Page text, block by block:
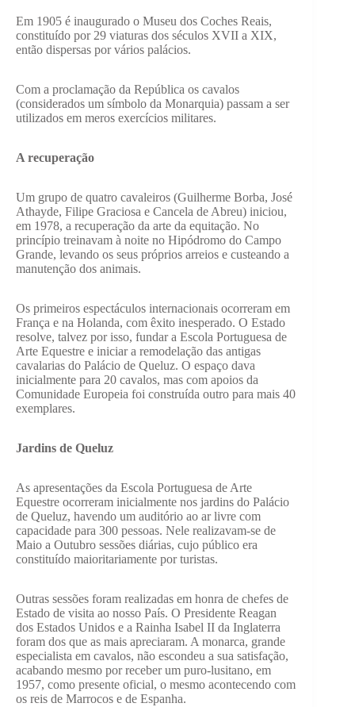
Em 1905 é inaugurado o Museu dos Coches Reais,
constituído por 29 viaturas dos séculos XVII a XIX,
então dispersas por vários palácios.
Com a proclamação da República os cavalos
(considerados um símbolo da Monarquia) passam a ser
utilizados em meros exercícios militares.
A recuperação
Um grupo de quatro cavaleiros (Guilherme Borba, José
Athayde, Filipe Graciosa e Cancela de Abreu) iniciou,
em 1978, a recuperação da arte da equitação. No
princípio treinavam à noite no Hipódromo do Campo
Grande, levando os seus próprios arreios e custeando a
manutenção dos animais.
Os primeiros espectáculos internacionais ocorreram em
França e na Holanda, com êxito inesperado. O Estado
resolve, talvez por isso, fundar a Escola Portuguesa de
Arte Equestre e iniciar a remodelação das antigas
cavalarias do Palácio de Queluz. O espaço dava
inicialmente para 20 cavalos, mas com apoios da
Comunidade Europeia foi construída outro para mais 40
exemplares.
Jardins de Queluz
As apresentações da Escola Portuguesa de Arte
Equestre ocorreram inicialmente nos jardins do Palácio
de Queluz, havendo um auditório ao ar livre com
capacidade para 300 pessoas. Nele realizavam-se de
Maio a Outubro sessões diárias, cujo público era
constituído maioritariamente por turistas.
Outras sessões foram realizadas em honra de chefes de
Estado de visita ao nosso País. O Presidente Reagan
dos Estados Unidos e a Rainha Isabel II da Inglaterra
foram dos que as mais apreciaram. A monarca, grande
especialista em cavalos, não escondeu a sua satisfação,
acabando mesmo por receber um puro-lusitano, em
1957, como presente oficial, o mesmo acontecendo com
os reis de Marrocos e de Espanha.